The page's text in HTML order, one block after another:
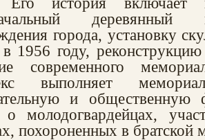
деревянный
города, установку
1956 году,
современного
выполняет
и общественную
о молодогвардейцах,
похороненных в братской